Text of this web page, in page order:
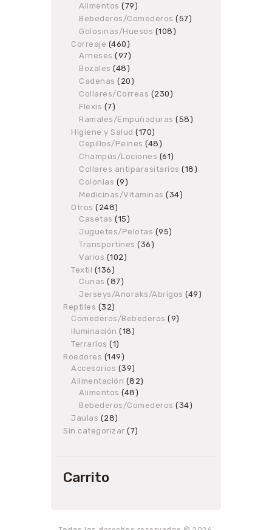
Alimentos 7979
products
Bebederos/Comederos 5757
Golosinas/Huesos 108108
Correaje 460460
products
Arneses 9797
products
Bozales 4848
products
Cadenas 2020
products
Collares/Correas 230230
Flexis 77
products
Ramales/Empuñaduras 5858
Higiene y Salud 170170
products
Cepillos/Peines 4848
products
Champús/Lociones 6161
products
Collares antiparasitarios 1818
Colonias 99
products
Medicinas/Vitaminas 3434
Otros 248248
products
Casetas 1515
products
Juguetes/Pelotas 9595
Transportines 3636
Varios 102102
Textil 136136
products
Cunas 8787
products
Jerseys/Anoraks/Abrigos 4949
Reptiles 3232
products
Comederos/Bebederos 99
Iluminación 1818
Terrarios 11
product
Roedores 149149
products
Accesorios 3939
products
Alimentación 8282
Alimentos 4848
products
Bebederos/Comederos 3434
Jaulas 2828
products
Sin categorizar 77
Carrito